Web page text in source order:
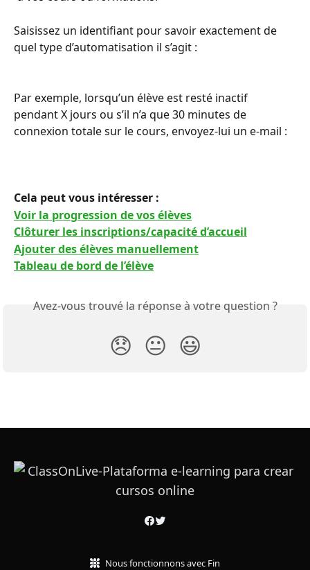
Saisissez un identifiant pour savoir exactement de
quel type d’automatisation il s’agit :
Par exemple, lorsqu’un élève est resté inactif
pendant X jours ou s’il n’a que 30 minutes de
connexion totale sur le cours, envoyez-lui un e-mail :
Cela peut vous intéresser :
Voir la progression de vos élèves
Clôturer les inscriptions/capacité d’accueil
Ajouter des élèves manuellement
Tableau de bord de l’élève
Avez-vous trouvé la réponse à votre question ?
😞 😐 😃
Nous fonctionnons avec Fin